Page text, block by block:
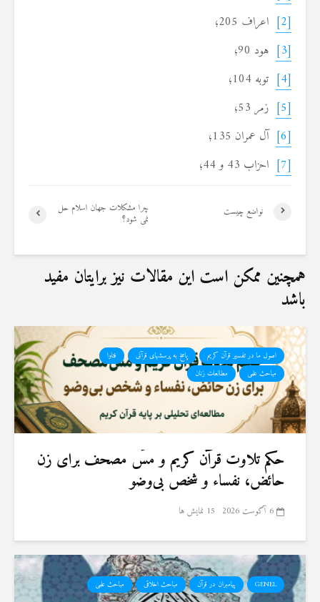
[2] اعراف 205؛
[3] هود 90؛
[4] توبه 104؛
[5] زمر 53؛
[6] آل عمران 135؛
[7] احزاب 43 و 44؛
چرا مشکلات جهان اسلام حل
نمی شود؟
نواضع چیست
همچنین ممکن است این مقالات نیز برایتان مفید
باشد
اصول ما در تفسیر قرآن کریم پاسخ به پرسشهای قرآنی
فتاوا
مباحث علمی
مطالعات زنان
حكم تلاوت قرآن كريم و مسّ مصحف برای زن
حائض، نفساء و شخص بی‌وضو
6 آگوست 2026 15 نمایش ها
GENEL پیامبران در قرآن مباحث اخلاقی مباحث علمی